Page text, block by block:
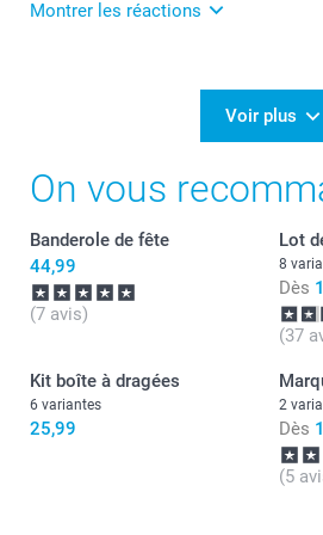
Julie@Smartphoto
Montrer les réactions
heureuse d'apprendre votre
Au plaisir de vous retrouver
Passez une belle journée.
Florence@smartphoto
Voir plus
On vous
Banderole de fête
44,99
(7 avis)
Lot
8
Dès
(37
Kit boîte à dragées
6 variantes
25,99
2
Dès
(5